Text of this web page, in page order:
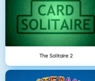
The Solitaire 2